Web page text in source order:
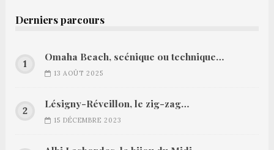
Derniers parcours
Omaha Beach, scénique ou technique…
13 AOÛT 2025
Lésigny-Réveillon, le zig-zag…
15 DÉCEMBRE 2023